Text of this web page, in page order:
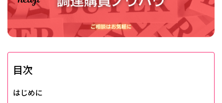
目次
はじめに